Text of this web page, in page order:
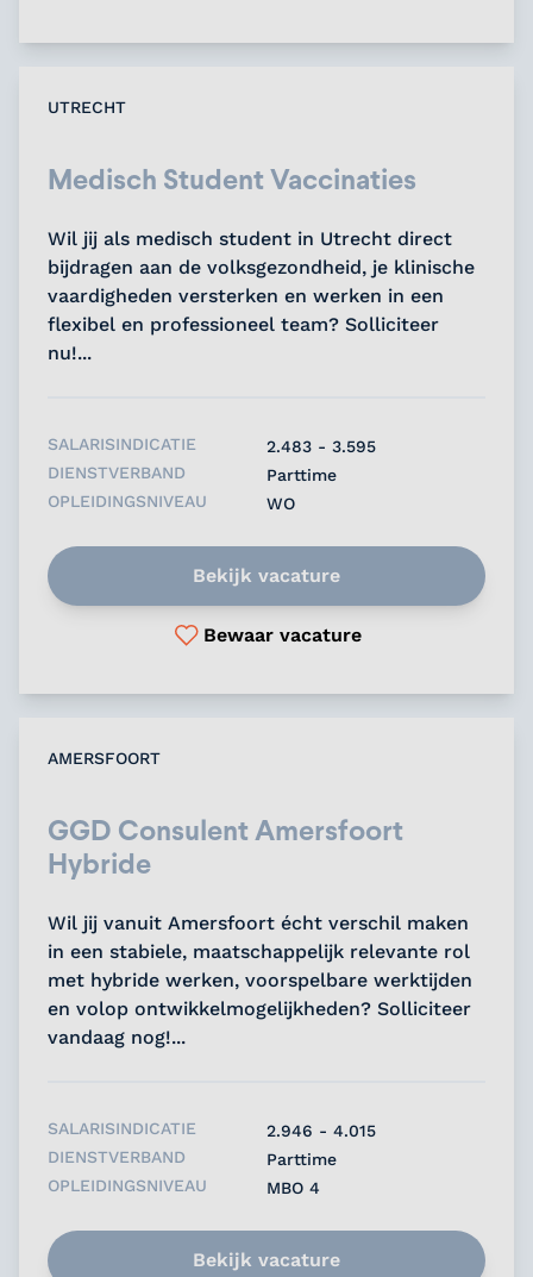
UTRECHT
Medisch Student Vaccinaties
Wil jij als medisch student in Utrecht direct
bijdragen aan de volksgezondheid, je klinische
vaardigheden versterken en werken in een
flexibel en professioneel team? Solliciteer
nu!...
SALARISINDICATIE
2.483 - 3.595
DIENSTVERBAND
Parttime
OPLEIDINGSNIVEAU
WO
Bekijk vacature
Bewaar vacature
AMERSFOORT
GGD Consulent Amersfoort
Hybride
Wil jij vanuit Amersfoort écht verschil maken
in een stabiele, maatschappelijk relevante rol
met hybride werken, voorspelbare werktijden
en volop ontwikkelmogelijkheden? Solliciteer
vandaag nog!...
SALARISINDICATIE
2.946 - 4.015
DIENSTVERBAND
Parttime
OPLEIDINGSNIVEAU
MBO 4
Bekijk vacature